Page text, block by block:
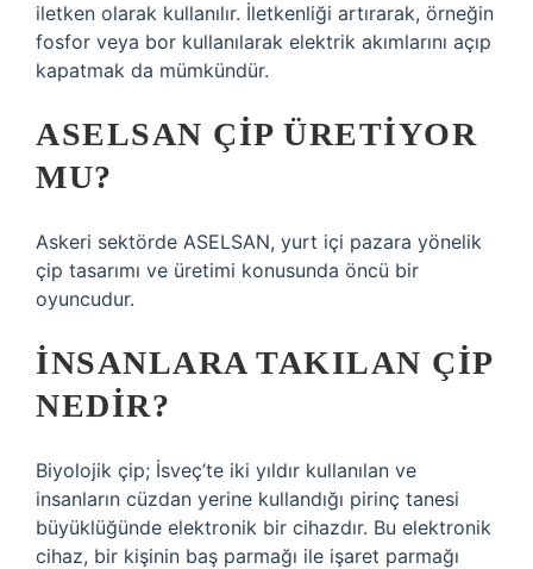
iletken olarak kullanılır. İletkenliği artırarak, örneğin
fosfor veya bor kullanılarak elektrik akımlarını açıp
kapatmak da mümkündür.
ASELSAN ÇIP ÜRETIYOR
MU?
Askeri sektörde ASELSAN, yurt içi pazara yönelik
çip tasarımı ve üretimi konusunda öncü bir
oyuncudur.
İNSANLARA TAKILAN ÇIP
NEDIR?
Biyolojik çip; İsveç’te iki yıldır kullanılan ve
insanların cüzdan yerine kullandığı pirinç tanesi
büyüklüğünde elektronik bir cihazdır. Bu elektronik
cihaz, bir kişinin baş parmağı ile işaret parmağı